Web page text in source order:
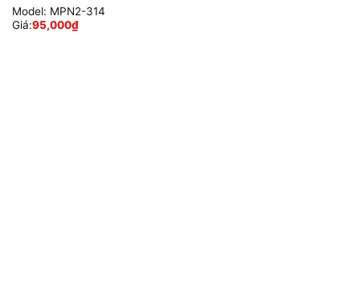
Model: MPN2-314
Giá:95,000₫